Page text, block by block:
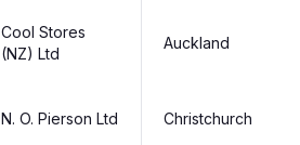
Cool Stores
(NZ) Ltd
Auckland
N. O. Pierson Ltd Christchurch